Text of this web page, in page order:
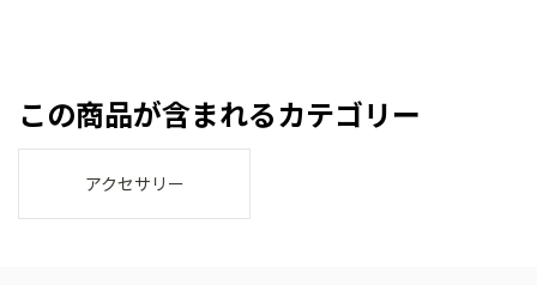
この商品が含まれるカテゴリー
アクセサリー